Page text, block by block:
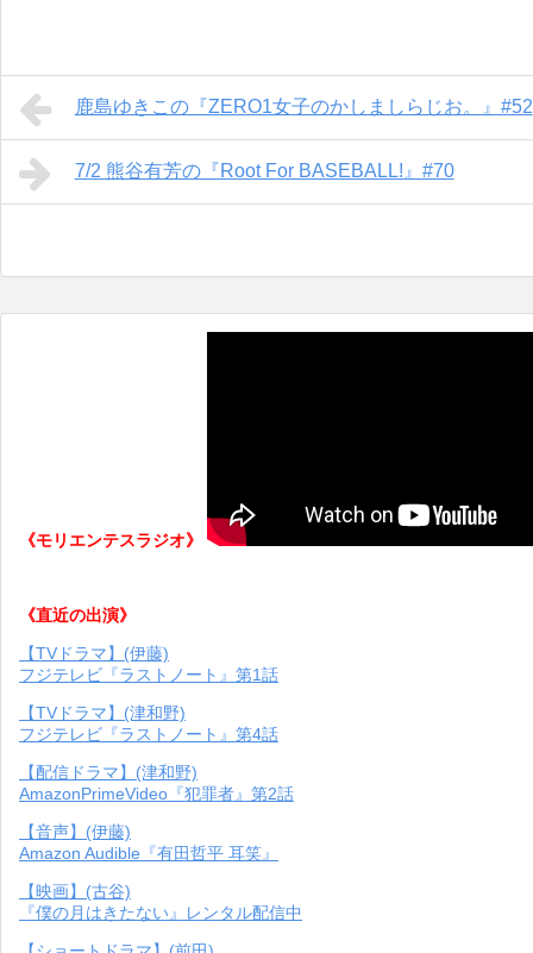
鹿島ゆきこの『ZERO1女子のかしましらじお。』#52
7/2 熊谷有芳の『Root For BASEBALL!』#70
《モリエンテスラジオ》
《直近の出演》
【TVドラマ】(伊藤)
フジテレビ『ラストノート』第1話
【TVドラマ】(津和野)
フジテレビ『ラストノート』第4話
【配信ドラマ】(津和野)
AmazonPrimeVideo『犯罪者』第2話
【音声】(伊藤)
Amazon Audible『有田哲平 耳笑』
【映画】(古谷)
『僕の月はきたない』レンタル配信中